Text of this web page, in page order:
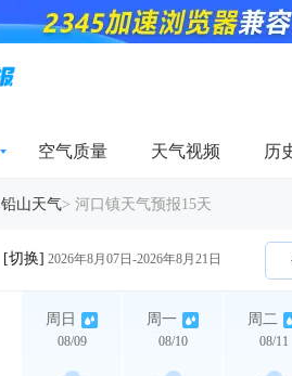
空气质量 天气视频 历
铅山天气> 河口镇天气预报15天
[切换] 2026年8月07日-2026年8月21日
周日
08/09
周一
08/10
周二
08/11